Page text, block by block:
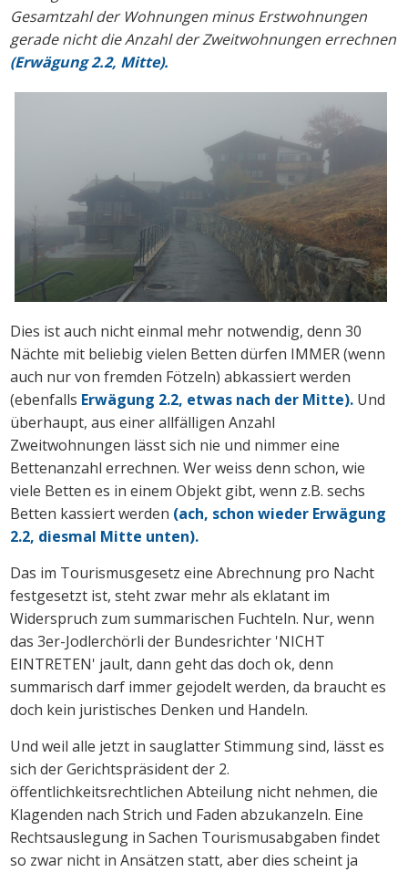
Gesamtzahl der Wohnungen minus Erstwohnungen
gerade nicht die Anzahl der Zweitwohnungen errechnen
(Erwägung 2.2, Mitte).
Dies ist auch nicht einmal mehr notwendig, denn 30
Nächte mit beliebig vielen Betten dürfen IMMER (wenn
auch nur von fremden Fötzeln) abkassiert werden
(ebenfalls Erwägung 2.2, etwas nach der Mitte). Und
überhaupt, aus einer allfälligen Anzahl
Zweitwohnungen lässt sich nie und nimmer eine
Bettenanzahl errechnen. Wer weiss denn schon, wie
viele Betten es in einem Objekt gibt, wenn z.B. sechs
Betten kassiert werden (ach, schon wieder Erwägung
2.2, diesmal Mitte unten).
Das im Tourismusgesetz eine Abrechnung pro Nacht
festgesetzt ist, steht zwar mehr als eklatant im
Widerspruch zum summarischen Fuchteln. Nur, wenn
das 3er-Jodlerchörli der Bundesrichter 'NICHT
EINTRETEN' jault, dann geht das doch ok, denn
summarisch darf immer gejodelt werden, da braucht es
doch kein juristisches Denken und Handeln.
Und weil alle jetzt in sauglatter Stimmung sind, lässt es
sich der Gerichtspräsident der 2.
öffentlichkeitsrechtlichen Abteilung nicht nehmen, die
Klagenden nach Strich und Faden abzukanzeln. Eine
Rechtsauslegung in Sachen Tourismusabgaben findet
so zwar nicht in Ansätzen statt, aber dies scheint ja